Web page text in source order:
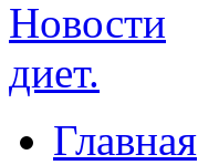
Главная